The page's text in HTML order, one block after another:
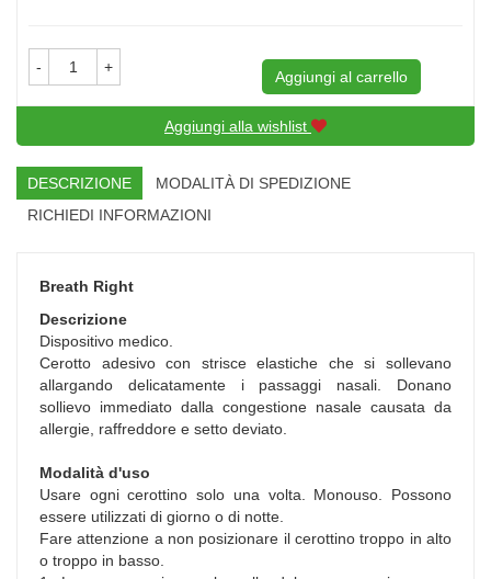
- +
Aggiungi al carrello
Aggiungi alla wishlist
DESCRIZIONE
MODALITÀ DI SPEDIZIONE
RICHIEDI INFORMAZIONI
Breath Right
Descrizione
Dispositivo medico.
Cerotto adesivo con strisce elastiche che si sollevano
allargando delicatamente i passaggi nasali. Donano
sollievo immediato dalla congestione nasale causata da
allergie, raffreddore e setto deviato.
Modalità d'uso
Usare ogni cerottino solo una volta. Monouso. Possono
essere utilizzati di giorno o di notte.
Fare attenzione a non posizionare il cerottino troppo in alto
o troppo in basso.